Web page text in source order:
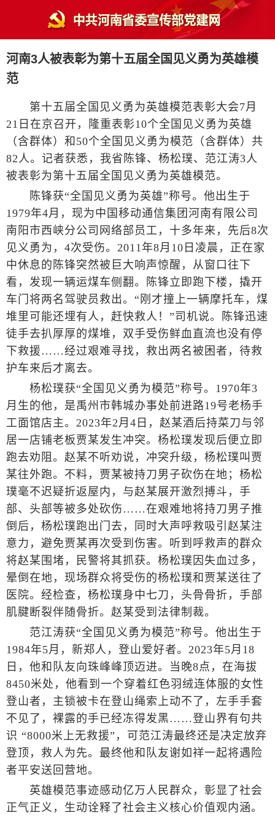
河南3人被表彰为第十五届全国见义勇为英雄模
范
第十五届全国见义勇为英雄模范表彰大会7月
21日在京召开，隆重表彰10个全国见义勇为英雄
（含群体）和50个全国见义勇为模范（含群体）共
82人。记者获悉，我省陈锋、杨松璞、范江涛3人
被表彰为第十五届全国见义勇为英雄模范。
陈锋获“全国见义勇为英雄”称号。他出生于
1979年4月，现为中国移动通信集团河南有限公司
南阳市西峡分公司网络部员工，十多年来，先后8次
见义勇为，4次受伤。2011年8月10日凌晨，正在家
中休息的陈锋突然被巨大响声惊醒，从窗口往下
看，发现一辆运煤车侧翻。陈锋立即跑下楼，撬开
车门将两名驾驶员救出。“刚才撞上一辆摩托车，煤
堆里可能还埋有人，赶快救人！”司机说。陈锋迅速
徒手去扒厚厚的煤堆，双手受伤鲜血直流也没有停
下救援……经过艰难寻找，救出两名被困者，待救
护车来后才离去。
杨松璞获“全国见义勇为模范”称号。1970年3
月生的他，是禹州市韩城办事处前进路19号老杨手
工面馆店主。2023年2月4日，赵某酒后持菜刀与邻
居一店铺老板贾某发生冲突。杨松璞发现后便立即
跑去劝阻。赵某不听劝说，冲突升级，杨松璞叫贾
某往外跑。不料，贾某被持刀男子砍伤在地；杨松
璞毫不迟疑折返屋内，与赵某展开激烈搏斗，手
部、头部等被多处砍伤……在艰难地将持刀男子推
倒后，杨松璞跑出门去，同时大声呼救吸引赵某注
意力，避免贾某再次受到伤害。听到呼救声的群众
将赵某围堵，民警将其抓获。杨松璞因失血过多，
晕倒在地，现场群众将受伤的杨松璞和贾某送往了
医院。经检查，杨松璞身中七刀，头骨骨折，手部
肌腱断裂伴随骨折。赵某受到法律制裁。
范江涛获“全国见义勇为模范”称号。他出生于
1984年5月，新郑人，登山爱好者。2023年5月18
日，他和队友向珠峰峰顶迈进。当晚8点，在海拔
8450米处，他看到一个穿着红色羽绒连体服的女性
登山者，主锁被卡在登山绳索上动不了，左手手套
不见了，裸露的手已经冻得发黑……登山界有句共
识 “8000米上无救援”，可范江涛最终还是决定放弃
登顶，救人为先。最终他和队友谢如祥一起将遇险
者平安送回营地。
英雄模范事迹感动亿万人民群众，彰显了社会
正气正义，生动诠释了社会主义核心价值观内涵。